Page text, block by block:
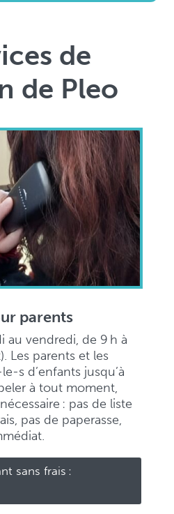
de
de Pleo
parents
au vendredi, de 9 h à
Les parents et les
s d’enfants jusqu’à
à tout moment,
: pas de liste
pas de paperasse,
sans frais :